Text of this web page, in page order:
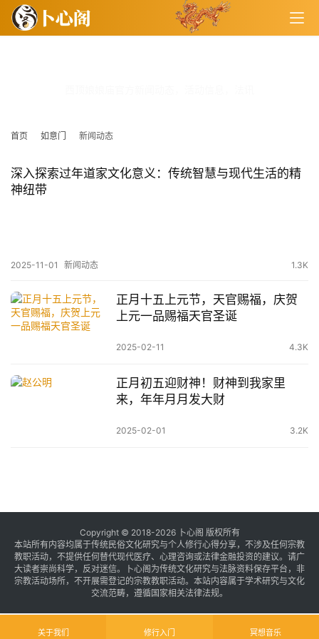
首页 如意门 新闻动态
深入探索过年道家文化意义：传统智慧与现代生活的精
神纽带
2025-11-01 新闻动态 1.3K
正月十五上元节，天官赐福，庆贺
上元一品赐福天官圣诞
2025-02-11 4.3K
正月初五迎财神！财神到我家里
来，年年月月发大财
2025-02-01 3.2K
Copyright © 2018-2026 卜心阁 版权所有
本站所有内容均属于传统民俗文化研究与个人修行心得分享，不涉及任何宗教
教职活动，不提供任何替代现代医疗、心理咨询或法律金融投资的建议。请广
大读者崇尚科学，反对迷信。卜心阁为传统文化研究与法脉资料保存平台，非
宗教活动场所，不开展需登记的宗教教职活动。本站内容属于学术研究与文化
交流范畴，遵循国家相关法律法规。
关于我们 修行入门 冥想音乐